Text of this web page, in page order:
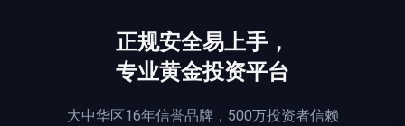
正规安全易上手，
专业黄金投资平台
大中华区16年信誉品牌，500万投资者信赖